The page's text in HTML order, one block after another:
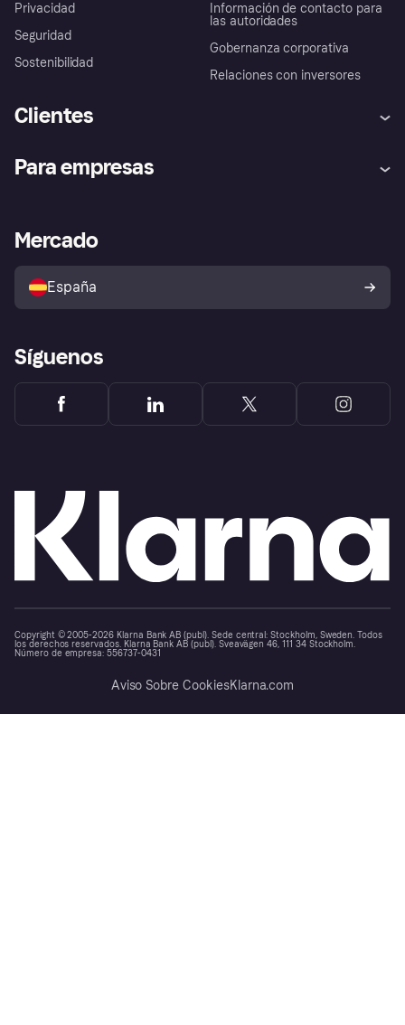
Privacidad
Seguridad
Sostenibilidad
Información de contacto para
las autoridades
Gobernanza corporativa
Relaciones con inversores
Clientes
Inicio de sesión
Directorio de tiendas
Política de protección al
comprador de Klarna
Reclamaciones
Para empresas
Acceso empresas
Mercado
España
Síguenos
Copyright © 2005-2026 Klarna Bank AB (publ). Sede central: Stockholm, Sweden. Todos
los derechos reservados. Klarna Bank AB (publ). Sveavägen 46, 111 34 Stockholm.
Número de empresa: 556737-0431
Aviso Sobre CookiesKlarna.com